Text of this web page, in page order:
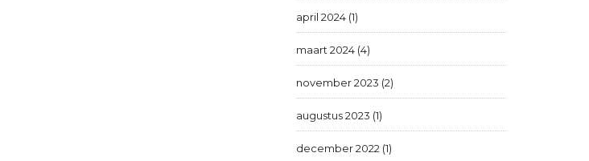
april 2024 (1)
maart 2024 (4)
november 2023 (2)
augustus 2023 (1)
december 2022 (1)